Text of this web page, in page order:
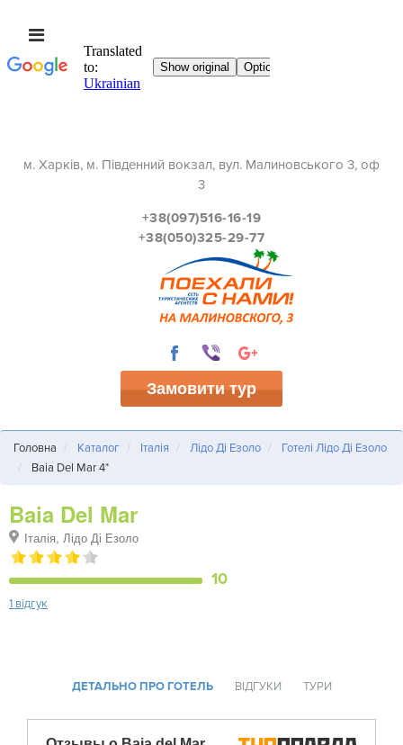
м. Харків, м. Південний вокзал, вул. Малиновського 3, оф
3
+38(097)516-16-19
+38(050)325-29-77
Замовити тур
Головна Каталог Італія Лідо Ді Езоло
Готелі Лідо Ді Езоло
Baia Del Mar 4*
Baia Del Mar
Італія, Лідо Ді Езоло
10
1 відгук
ДЕТАЛЬНО ПРО ГОТЕЛЬ ВІДГУКИ ТУРИ